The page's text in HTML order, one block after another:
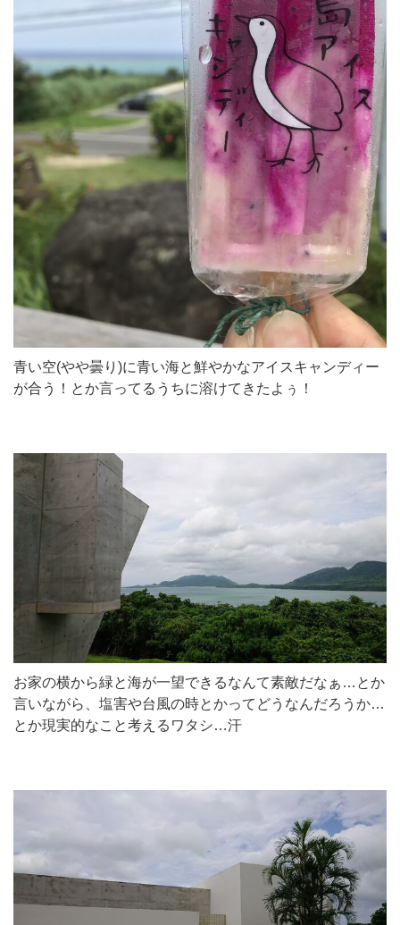
青い空(やや曇り)に青い海と鮮やかなアイスキャンディー
が合う！とか言ってるうちに溶けてきたよぅ！
お家の横から緑と海が一望できるなんて素敵だなぁ…とか
言いながら、塩害や台風の時とかってどうなんだろうか…
とか現実的なこと考えるワタシ…汗